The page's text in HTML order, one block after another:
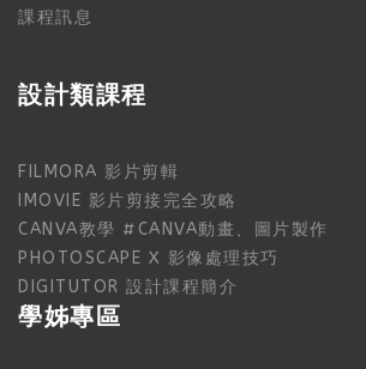
課程訊息
設計類課程
FILMORA 影片剪輯
IMOVIE 影片剪接完全攻略
CANVA教學 #CANVA動畫、圖片製作
PHOTOSCAPE X 影像處理技巧
DIGITUTOR 設計課程簡介
學姊專區